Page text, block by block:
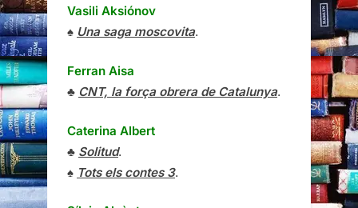
Vasili Aksiónov
♠ Una saga moscovita.
Ferran Aisa
♣ CNT, la força obrera de Catalunya.
Caterina Albert
♣ Solitud.
♠ Tots els contes 3.